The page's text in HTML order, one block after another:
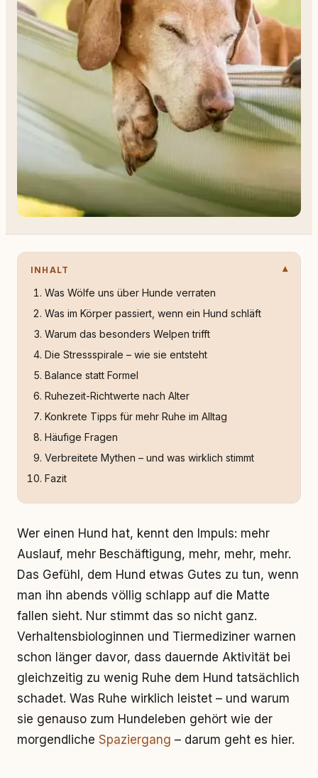
INHALT
Was Wölfe uns über Hunde verraten
Was im Körper passiert, wenn ein Hund schläft
Warum das besonders Welpen trifft
Die Stressspirale – wie sie entsteht
Balance statt Formel
Ruhezeit-Richtwerte nach Alter
Konkrete Tipps für mehr Ruhe im Alltag
Häufige Fragen
Verbreitete Mythen – und was wirklich stimmt
Fazit
Wer einen Hund hat, kennt den Impuls: mehr
Auslauf, mehr Beschäftigung, mehr, mehr, mehr.
Das Gefühl, dem Hund etwas Gutes zu tun, wenn
man ihn abends völlig schlapp auf die Matte
fallen sieht. Nur stimmt das so nicht ganz.
Verhaltensbiologinnen und Tiermediziner warnen
schon länger davor, dass dauernde Aktivität bei
gleichzeitig zu wenig Ruhe dem Hund tatsächlich
schadet. Was Ruhe wirklich leistet – und warum
sie genauso zum Hundeleben gehört wie der
morgendliche Spaziergang – darum geht es hier.